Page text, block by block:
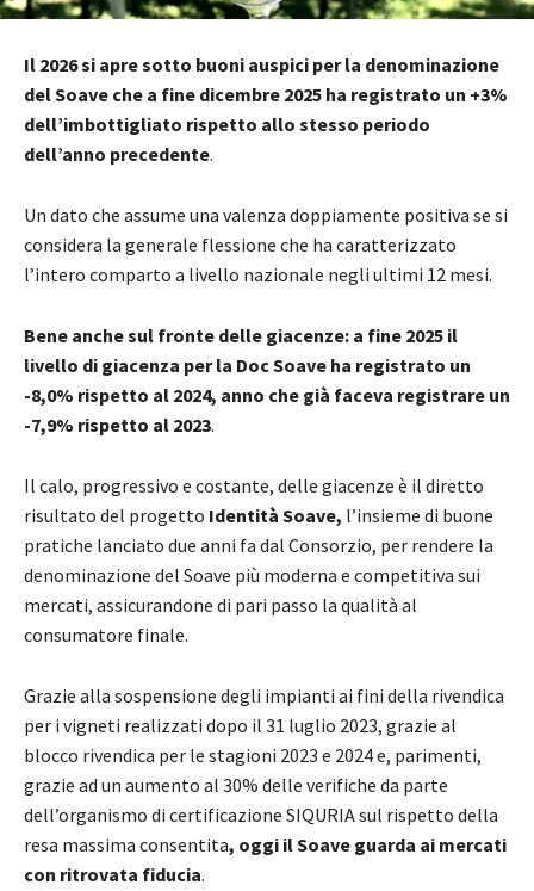
Il 2026 si apre sotto buoni auspici per la denominazione
del Soave che a fine dicembre 2025 ha registrato un +3%
dell’imbottigliato rispetto allo stesso periodo
dell’anno precedente.
Un dato che assume una valenza doppiamente positiva se si
considera la generale flessione che ha caratterizzato
l’intero comparto a livello nazionale negli ultimi 12 mesi.
Bene anche sul fronte delle giacenze: a fine 2025 il
livello di giacenza per la Doc Soave ha registrato un
-8,0% rispetto al 2024, anno che già faceva registrare un
-7,9% rispetto al 2023.
Il calo, progressivo e costante, delle giacenze è il diretto
risultato del progetto Identità Soave, l’insieme di buone
pratiche lanciato due anni fa dal Consorzio, per rendere la
denominazione del Soave più moderna e competitiva sui
mercati, assicurandone di pari passo la qualità al
consumatore finale.
Grazie alla sospensione degli impianti ai fini della rivendica
per i vigneti realizzati dopo il 31 luglio 2023, grazie al
blocco rivendica per le stagioni 2023 e 2024 e, parimenti,
grazie ad un aumento al 30% delle verifiche da parte
dell’organismo di certificazione SIQURIA sul rispetto della
resa massima consentita, oggi il Soave guarda ai mercati
con ritrovata fiducia.